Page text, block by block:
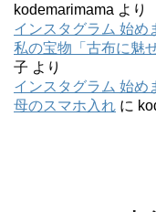
kodemarimama より
インスタグラム 始め
私の宝物「古布に魅
子 より
インスタグラム 始め
母のスマホ入れ に